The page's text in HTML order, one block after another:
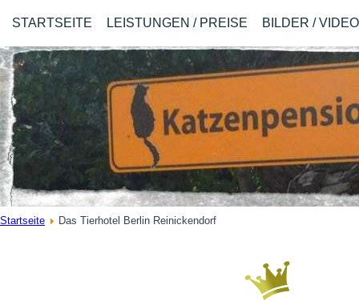
STARTSEITE LEISTUNGEN / PREISE BILDER /
Startseite Das Tierhotel Berlin Reinickendorf